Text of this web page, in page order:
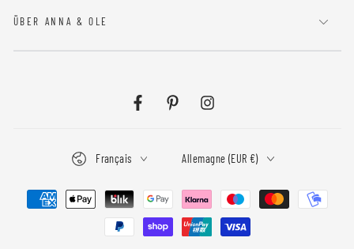
ÜBER ANNA & OLE
FacebookPinterestInstagram
Français Allemagne (EUR €)
Modes